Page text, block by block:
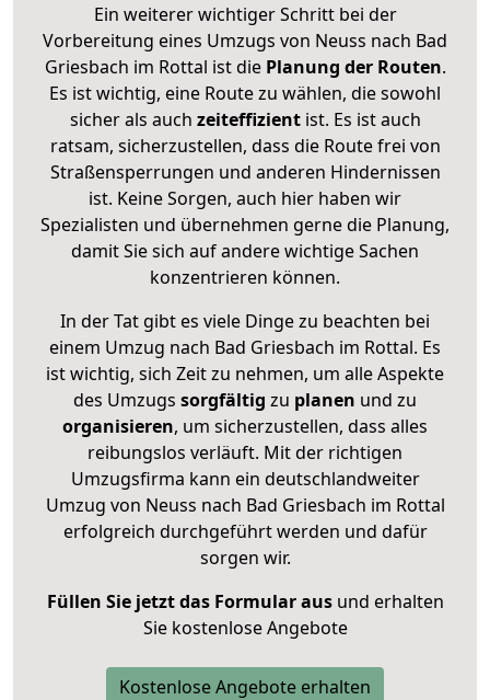
Ein weiterer wichtiger Schritt bei der
Vorbereitung eines Umzugs von Neuss nach Bad
Griesbach im Rottal ist diePlanung der Routen.
Es ist wichtig, eine Route zu wählen, die sowohl
sicher als auch zeiteffizientist. Es ist auch
ratsam, sicherzustellen, dass die Route frei von
Straßensperrungen und anderen Hindernissen
ist. Keine Sorgen, auch hier haben wir
Spezialisten und übernehmen gerne die Planung,
damit Sie sich auf andere wichtige Sachen
konzentrieren können.
In der Tat gibt es viele Dinge zu beachten bei
einem Umzug nach Bad Griesbach im Rottal. Es
ist wichtig, sich Zeit zu nehmen, um alle Aspekte
des Umzugs sorgfältig zu planen und zu
organisieren, um sicherzustellen, dass alles
reibungslos verläuft. Mit der richtigen
Umzugsfirma kann ein deutschlandweiter
Umzug von Neuss nach Bad Griesbach im Rottal
erfolgreich durchgeführt werden und dafür
sorgen wir.
Füllen Sie jetzt das Formular ausund erhalten
Sie kostenlose Angebote
Kostenlose Angebote erhalten